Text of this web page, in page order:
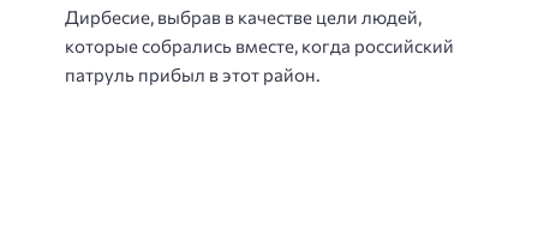
Дирбесие, выбрав в качестве цели людей,
которые собрались вместе, когда российский
патруль прибыл в этот район.